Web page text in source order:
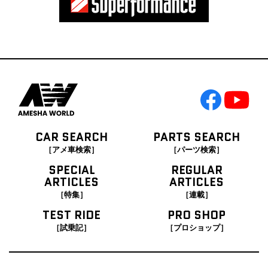
CAR SEARCH
［アメ車検索］
PARTS SEARCH
［パーツ検索］
SPECIAL
ARTICLES
［特集］
REGULAR
ARTICLES
［連載］
TEST RIDE
［試乗記］
PRO SHOP
［プロショップ］